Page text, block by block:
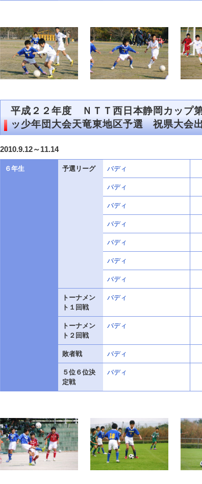
平成２２年度 ＮＴＴ西日本静岡カップ
ッ少年団大会天竜東地区予選 祝県大会
2010.9.12～11.14
６年生 予選リーグ バディ
バディ
バディ
バディ
バディ
バディ
バディ
トーナメン
ト１回戦
バディ
トーナメン
ト２回戦
バディ
敗者戦 バディ
５位６位決
定戦
バディ